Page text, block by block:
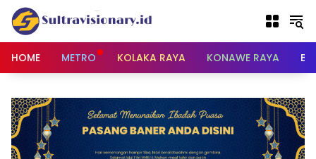
Langsung
konten
HOME
METRO KOLAKA RAYA KONAWE RAYA